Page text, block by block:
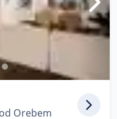
Orebem